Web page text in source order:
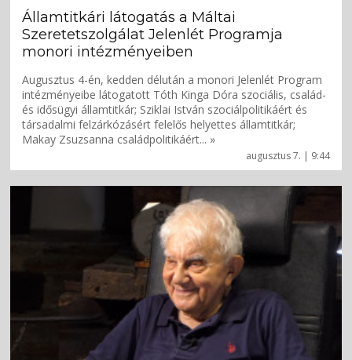
augusztus 7. | 9:44
Államtitkári látogatás a Máltai
Szeretetszolgálat Jelenlét Programja
monori intézményeiben
Augusztus 4-én, kedden délután a monori Jelenlét Program
intézményeibe látogatott Tóth Kinga Dóra szociális, család-
és idősügyi államtitkár; Sziklai István szociálpolitikáért és
társadalmi felzárkózásért felelős helyettes államtitkár;
Makay Zsuzsanna családpolitikáért... »